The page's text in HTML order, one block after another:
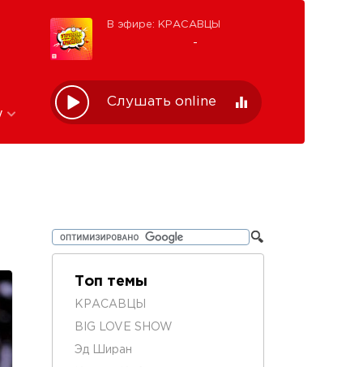
В эфире: КРАСАВЦЫ
Слушать online
Топ темы
КРАСАВЦЫ
BIG LOVE SHOW
Эд Ширан